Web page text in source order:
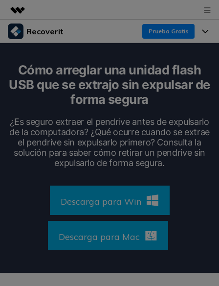
Productos destacados
Utilidades
Empresas
Resumen
Quiénes somos
Sala de prensa
Tienda
Recoverit Prueba Gratis
Recoverit para Windows
Líder en recuperación para Windows
Pruébalo Gratis
Recupera datos perdidos/eliminados gratis
Funciones
Recuperar Medios Borrados
Soluciones de Recuperación Exclusivas Nuevo
Escenarios de Pérdida de Datos
Recursos
Por qué Recoverit
Experto en Recuperación de Datos
Temas Destacados
DESCARGAR Sign In
Cómo arreglar una unidad flash
USB que se extrajo sin expulsar de
forma segura
¿Es seguro extraer el pendrive antes de expulsarlo
de la computadora? ¿Qué ocurre cuando se extrae
el pendrive sin expulsarlo primero? Consulta la
solución para saber cómo retirar un pendrive sin
expulsarlo de forma segura.
Descarga para Win
Descarga para Mac